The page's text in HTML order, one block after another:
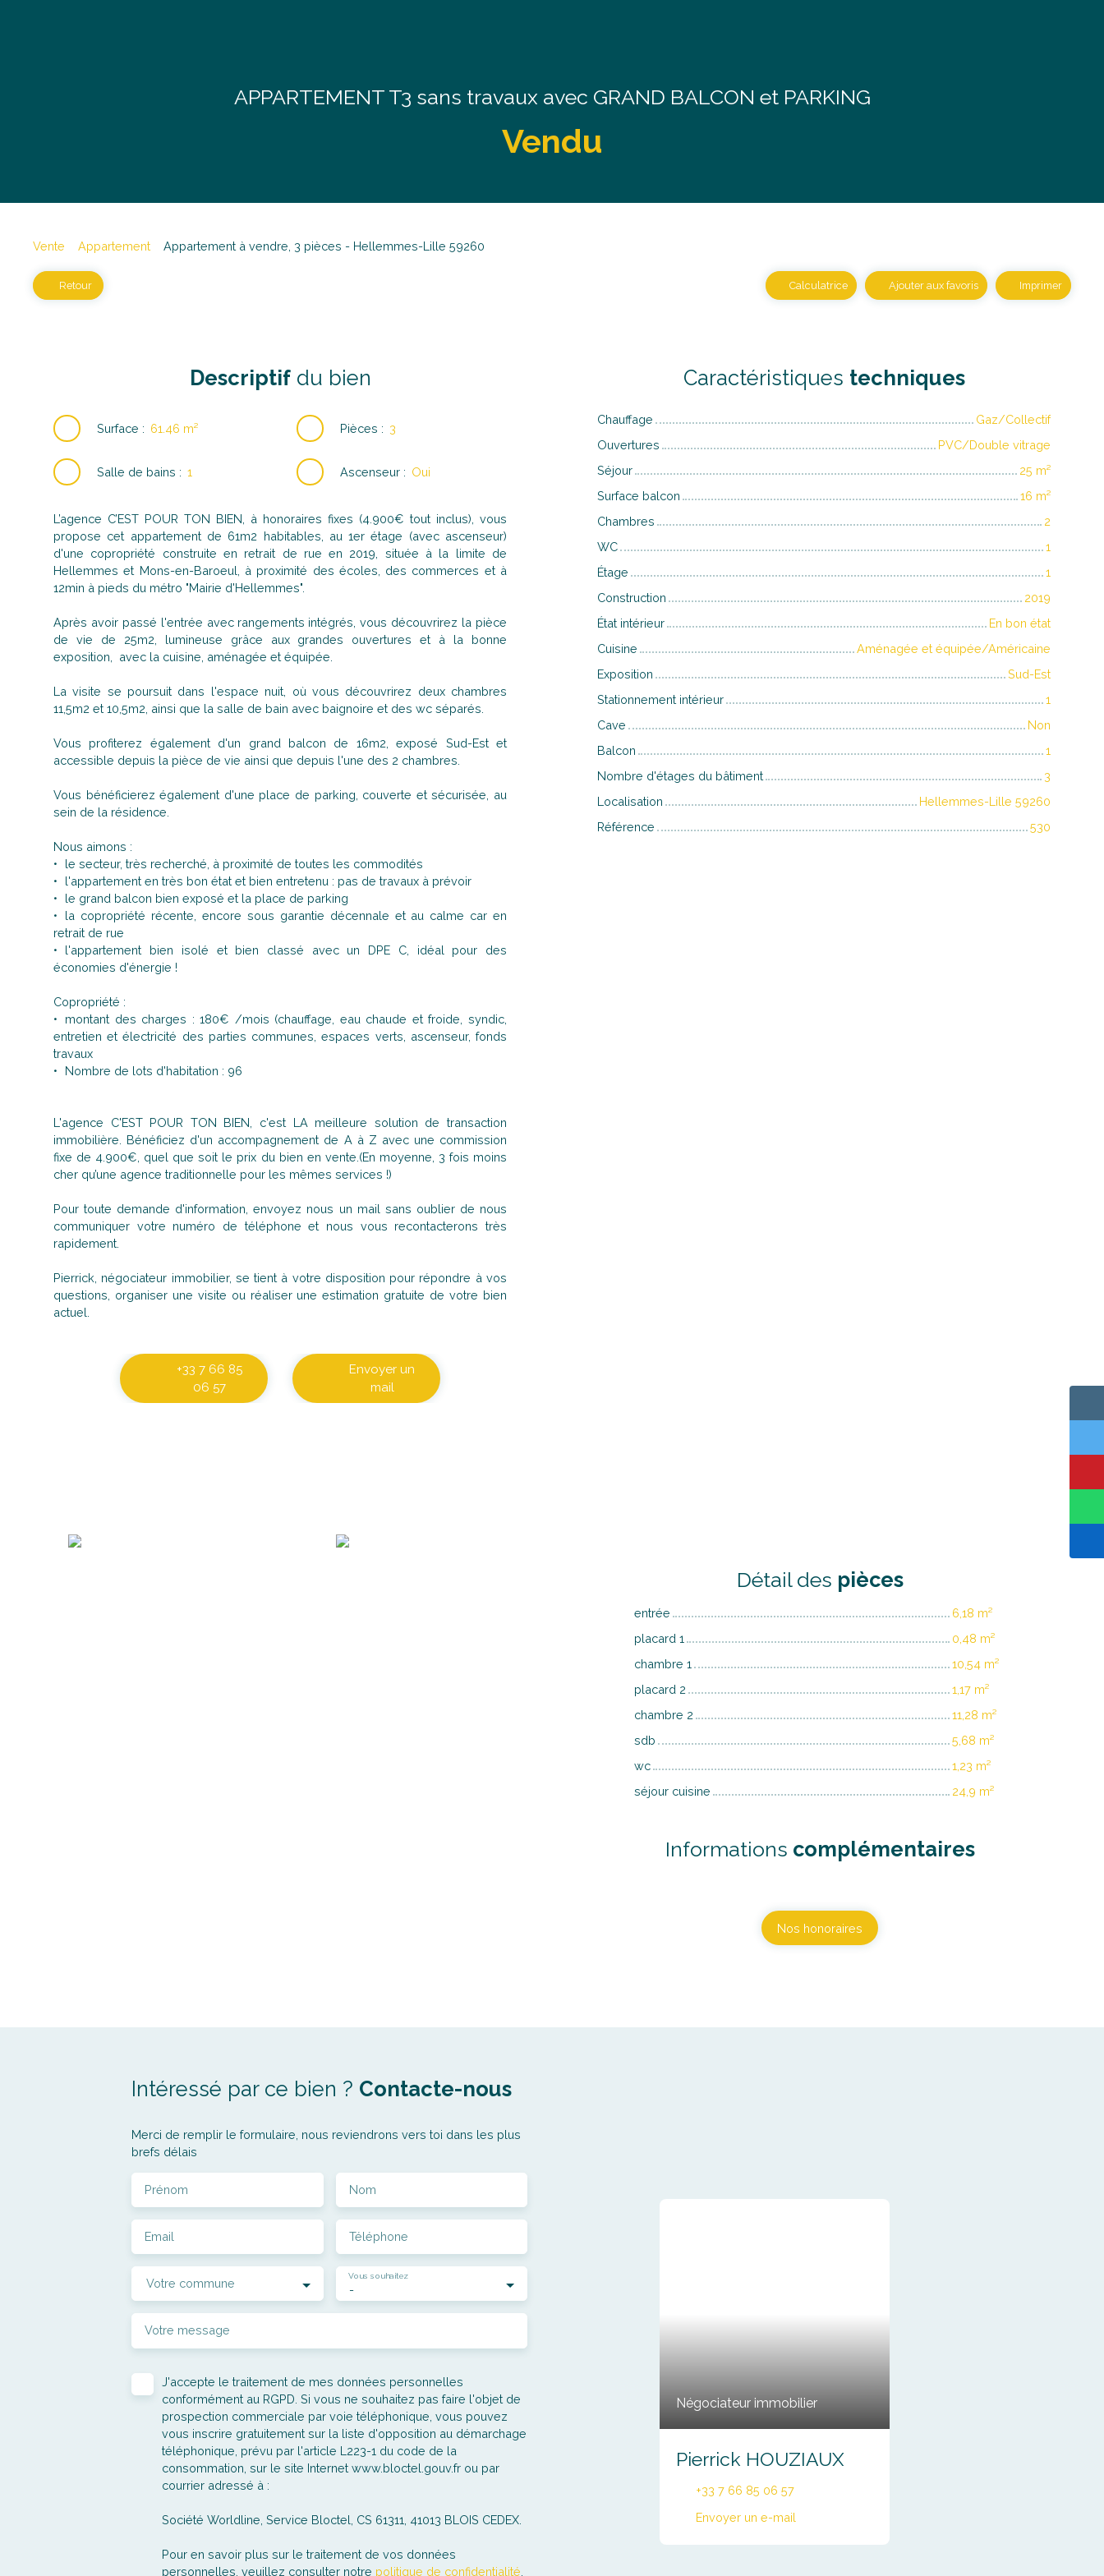
APPARTEMENT T3 sans travaux avec GRAND BALCON et PARKING
Vendu
Vente Appartement Appartement à vendre, 3 pièces - Hellemmes-Lille 59260
Retour Calculatrice Ajouter aux favoris Imprimer
Descriptifdu bien
Surface : 61.46 m² Pièces : 3
Salle de bains : 1 Ascenseur : Oui
L’agence C’EST POUR TON BIEN, à honoraires fixes (4.900€ tout inclus), vous
propose cet appartement de 61m2 habitables, au 1er étage (avec ascenseur)
d'une copropriété construite en retrait de rue en 2019, située à la limite de
Hellemmes et Mons-en-Baroeul, à proximité des écoles, des commerces et à
12min à pieds du métro "Mairie d'Hellemmes".
Après avoir passé l'entrée avec rangements intégrés, vous découvrirez la pièce
de vie de 25m2, lumineuse grâce aux grandes ouvertures et à la bonne
exposition, avec la cuisine, aménagée et équipée.
La visite se poursuit dans l'espace nuit, où vous découvrirez deux chambres
11,5m2 et 10,5m2, ainsi que la salle de bain avec baignoire et des wc séparés.
Vous profiterez également d'un grand balcon de 16m2, exposé Sud-Est et
accessible depuis la pièce de vie ainsi que depuis l'une des 2 chambres.
Vous bénéficierez également d'une place de parking, couverte et sécurisée, au
sein de la résidence.
Nous aimons :
le secteur, très recherché, à proximité de toutes les commodités
l'appartement en très bon état et bien entretenu : pas de travaux à prévoir
le grand balcon bien exposé et la place de parking
la copropriété récente, encore sous garantie décennale et au calme car en
retrait de rue
l'appartement bien isolé et bien classé avec un DPE C, idéal pour des
économies d'énergie !
Copropriété :
montant des charges : 180€ /mois (chauffage, eau chaude et froide, syndic,
entretien et électricité des parties communes, espaces verts, ascenseur, fonds
travaux
Nombre de lots d'habitation : 96
L'agence C'EST POUR TON BIEN, c'est LA meilleure solution de transaction
immobilière. Bénéficiez d'un accompagnement de A à Z avec une commission
fixe de 4.900€, quel que soit le prix du bien en vente.(En moyenne, 3 fois moins
cher qu’une agence traditionnelle pour les mêmes services !)
Pour toute demande d'information, envoyez nous un mail sans oublier de nous
communiquer votre numéro de téléphone et nous vous recontacterons très
rapidement.
Pierrick, négociateur immobilier, se tient à votre disposition pour répondre à vos
questions, organiser une visite ou réaliser une estimation gratuite de votre bien
actuel.
+33 7 66 85
06 57
Envoyer un
mail
Caractéristiques techniques
Chauffage
Gaz/Collectif
Ouvertures
PVC/Double vitrage
Séjour
25 m²
Surface balcon
16 m²
Chambres
2
WC
1
Étage
1
Construction
2019
État intérieur
En bon état
Cuisine
Aménagée et équipée/Américaine
Exposition
Sud-Est
Stationnement intérieur
1
Cave
Non
Balcon
1
Nombre d'étages du bâtiment
3
Localisation
Hellemmes-Lille 59260
Référence
530
Détail des pièces
entrée
6,18 m²
placard 1
0,48 m²
chambre 1
10,54 m²
placard 2
1,17 m²
chambre 2
11,28 m²
sdb
5,68 m²
wc
1,23 m²
séjour cuisine
24,9 m²
Informations complémentaires
Nos honoraires
Intéressé par ce bien ? Contacte-nous
Merci de remplir le formulaire, nous reviendrons vers toi dans les plus
brefs délais
Prénom Nom
Email Téléphone
Votre commune -
Vous souhaitez
Votre message
J'accepte le traitement de mes données personnelles
conformément au RGPD. Si vous ne souhaitez pas faire l'objet de
prospection commerciale par voie téléphonique, vous pouvez
vous inscrire gratuitement sur la liste d'opposition au démarchage
téléphonique, prévu par l'article L223-1 du code de la
consommation, sur le site Internet www.bloctel.gouv.fr ou par
courrier adressé à :
Société Worldline, Service Bloctel, CS 61311, 41013 BLOIS CEDEX.
Pour en savoir plus sur le traitement de vos données
personnelles, veuillez consulter notre politique de confidentialité
Négociateur immobilier
Pierrick HOUZIAUX
+33 7 66 85 06 57
Envoyer un e-mail